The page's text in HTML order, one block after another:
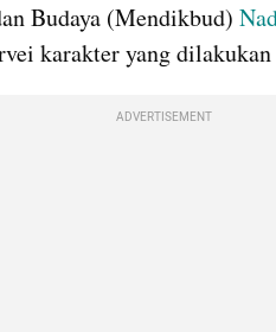
Budaya (Mendikbud)
karakter yang
ADVERTISEMENT